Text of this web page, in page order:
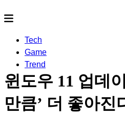
Tech
Game
Trend
윈도우 11 업데
만큼’ 더 좋아진